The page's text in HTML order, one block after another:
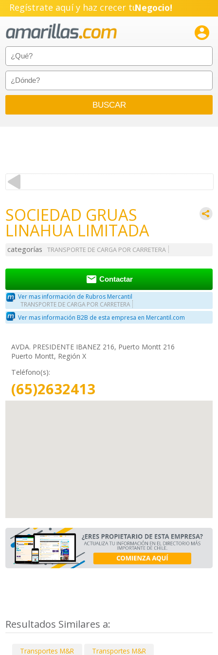
Regístrate aquí y haz crecer tuNegocio!
Emprendimiento!

SOCIEDAD GRUAS
LINAHUA LIMITADA
categorías TRANSPORTE DE CARGA POR CARRETERA
 Contactar
Ver mas información de Rubros Mercantil
TRANSPORTE DE CARGA POR CARRETERA
Ver mas información B2B de esta empresa en Mercantil.com
AVDA. PRESIDENTE IBANEZ 216, Puerto Montt 216
Puerto Montt, Región X
Teléfono(s):
(65)2632413
Resultados Similares a:
Transportes M&R Transportes M&R